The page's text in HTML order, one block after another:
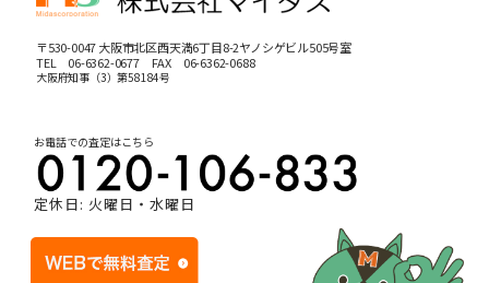
〒530-0047 大阪市北区西天満6丁目8-2ヤノシゲビル505号室
TEL 06-6362-0677FAX 06-6362-0688
大阪府知事（3）第58184号
お電話での査定はこちら
定休日: 火曜日・水曜日